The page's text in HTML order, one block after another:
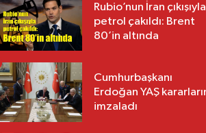
Rubio’nun İran çıkışıyla
petrol çakıldı: Brent
80’in altında
Cumhurbaşkanı
Erdoğan YAŞ
imzaladı